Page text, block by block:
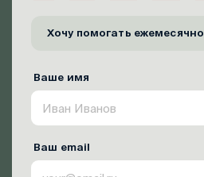
Хочу помогать ежемесячно
Ваше имя
Ваш email